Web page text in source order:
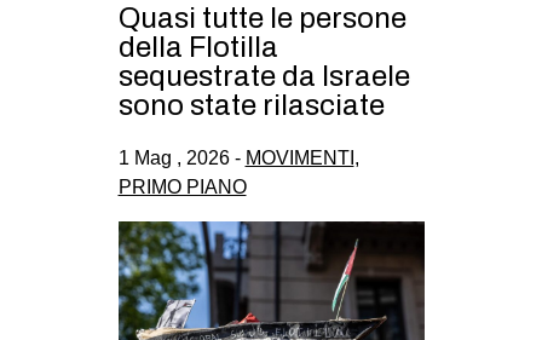
Quasi tutte le persone
della Flotilla
sequestrate da Israele
sono state rilasciate
1 Mag , 2026 - MOVIMENTI ,
PRIMO PIANO